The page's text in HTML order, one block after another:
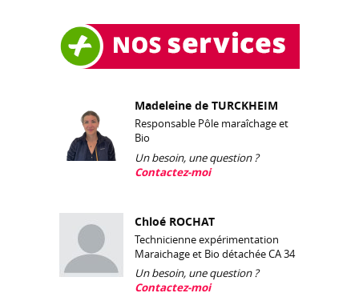
Madeleine de TURCKHEIM
Responsable Pôle maraîchage et
Bio
Un besoin, une question ?
Contactez-moi
Chloé ROCHAT
Technicienne expérimentation
Maraichage et Bio détachée CA 34
Un besoin, une question ?
Contactez-moi